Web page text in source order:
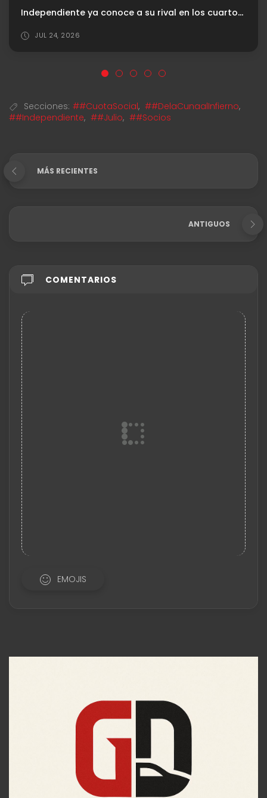
Independiente ya conoce a su rival en los cuartos de final de la Copa de Oro
JUL 24, 2026
Secciones: ##CuotaSocial, ##DelaCunaalInfierno,
##Independiente, ##Julio, ##Socios
MÁS RECIENTES
ANTIGUOS
COMENTARIOS
EMOJIS